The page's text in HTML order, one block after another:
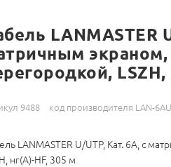
LANMASTER
экраном,
9488 код производителя LAN-
LANMASTER U/UTP, Кат. 6A, с
нг(A)-HF, 305 м